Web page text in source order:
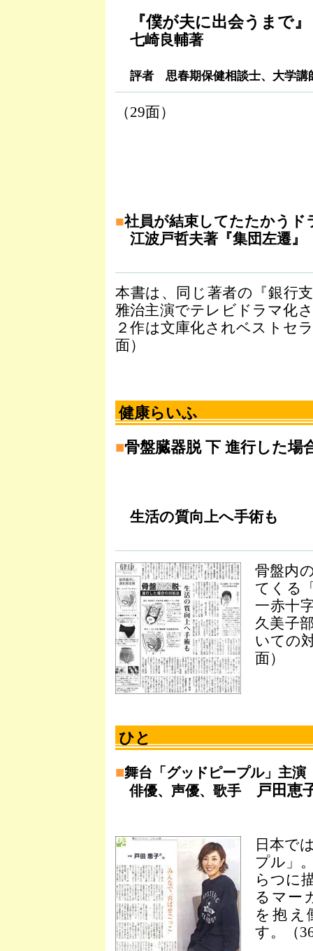
『僕が夫に出会うまで』
七崎良輔著
評者 思春期保健相談士、大学講
（29面）
■社員が結束してたたかうド
江波戸哲夫著『集団左遷』
本書は、同じ著者の『銀行
雅治主演でテレビドラマ化
２作は文庫化されベストセ
面）
健康らいふ
■骨盤臓器脱 下 進行した場
生活の質向上へ手術も
骨盤内
てくる
一赤十
久美子
いての
面）
ひと
■舞台「グッドピープル」主演
俳優、声優、歌手 戸田恵
日本で
プル」
らつに
るマー
を抱え
す。（